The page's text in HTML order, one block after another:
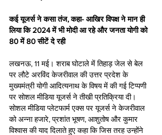
कई यूजर्स ने कसा तंज, कहा- आखिर विपक्ष ने मान ही
लिया कि 2024 में भी मोदी आ रहे और जनता योगी को
80 में 80 सीटें दे रही
लखनऊ, 11 मई। शराब घोटाले में तिहाड़ जेल से बेल
पर लौटे अरविंद केजरीवाल की उत्तर प्रदेश के
मुख्यमंत्री योगी आदित्यनाथ के विषय में की गई टिप्पणी
पर सोशल मीडिया यूजर्स ने तीखी प्रतिक्रिया दी।
सोशल मीडिया प्लेटफार्म एक्स पर यूजर्स ने केजरीवाल
को अन्ना हजारे, प्रशांत भूषण, आशुतोष और कुमार
विश्वास की याद दिलाते हुए कहा कि जिस तरह उन्होंने